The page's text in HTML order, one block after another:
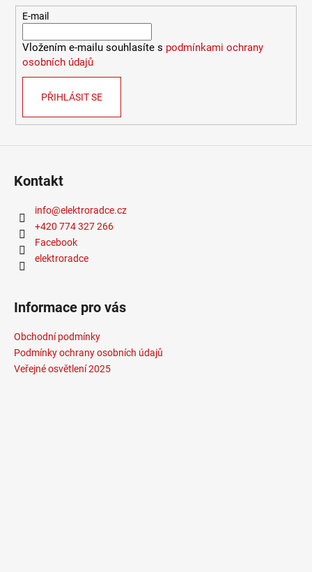
E-mail
Vložením e-mailu souhlasíte s podmínkami ochrany
osobních údajů
PŘIHLÁSIT SE
Kontakt
info@elektroradce.cz
+420 774 327 266
Facebook
elektroradce
Informace pro vás
Obchodní podmínky
Podmínky ochrany osobních údajů
Veřejné osvětlení 2025